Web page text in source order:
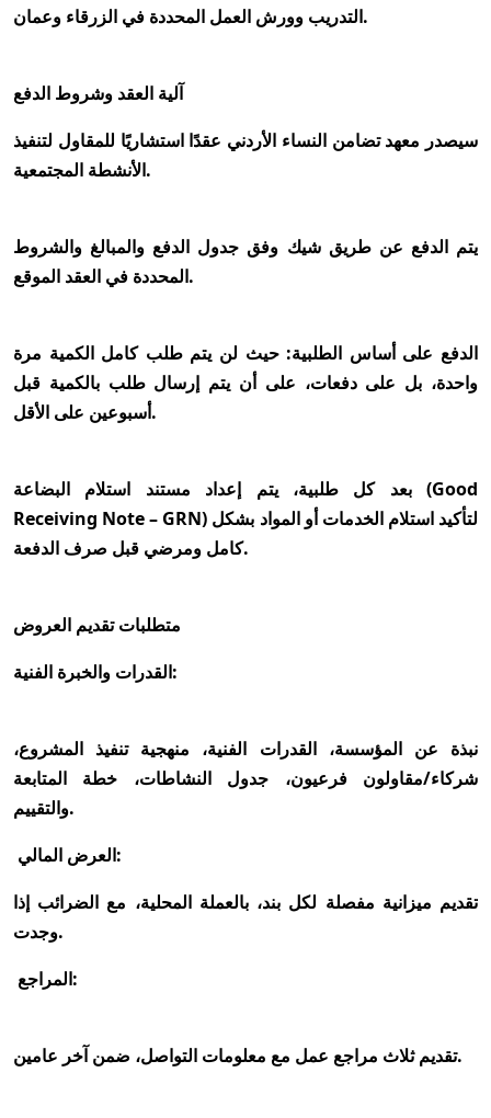
التدريب وورش العمل المحددة في الزرقاء وعمان.
آلية العقد وشروط الدفع
سيصدر معهد تضامن النساء الأردني عقدًا استشاريًا للمقاول لتنفيذ
الأنشطة المجتمعية.
يتم الدفع عن طريق شيك وفق جدول الدفع والمبالغ والشروط
المحددة في العقد الموقع.
الدفع على أساس الطلبية: حيث لن يتم طلب كامل الكمية مرة
واحدة، بل على دفعات، على أن يتم إرسال طلب بالكمية قبل
أسبوعين على الأقل.
بعد كل طلبية، يتم إعداد مستند استلام البضاعة (Good
Receiving Note – GRN) لتأكيد استلام الخدمات أو المواد بشكل
كامل ومرضي قبل صرف الدفعة.
متطلبات تقديم العروض
القدرات والخبرة الفنية:
نبذة عن المؤسسة، القدرات الفنية، منهجية تنفيذ المشروع،
شركاء/مقاولون فرعيون، جدول النشاطات، خطة المتابعة
والتقييم.
العرض المالي:
تقديم ميزانية مفصلة لكل بند، بالعملة المحلية، مع الضرائب إذا
وجدت.
المراجع:
تقديم ثلاث مراجع عمل مع معلومات التواصل، ضمن آخر عامين.